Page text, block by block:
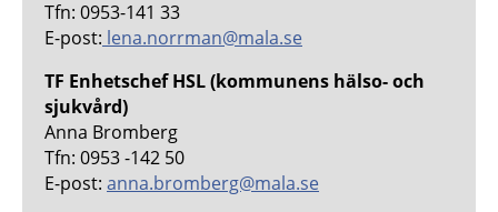
Tfn: 0953-141 33
E-post: lena.norrman@mala.se
TF Enhetschef HSL (kommunens hälso- och
sjukvård)
Anna Bromberg
Tfn: 0953 -142 50
E-post: anna.bromberg@mala.se